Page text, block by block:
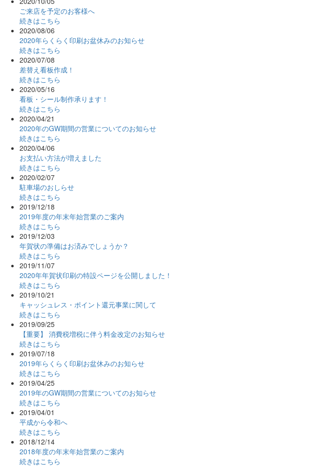
ご来店を予定のお客様へ
続きはこちら
2020/08/06
2020年らくらく印刷お盆休みのお知らせ
続きはこちら
2020/07/08
差替え看板作成！
続きはこちら
2020/05/16
看板・シール制作承ります！
続きはこちら
2020/04/21
2020年のGW期間の営業についてのお知らせ
続きはこちら
2020/04/06
お支払い方法が増えました
続きはこちら
2020/02/07
駐車場のおしらせ
続きはこちら
2019/12/18
2019年度の年末年始営業のご案内
続きはこちら
2019/12/03
年賀状の準備はお済みでしょうか？
続きはこちら
2019/11/07
2020年年賀状印刷の特設ページを公開しました！
続きはこちら
2019/10/21
キャッシュレス・ポイント還元事業に関して
続きはこちら
2019/09/25
【重要】 消費税増税に伴う料金改定のお知らせ
続きはこちら
2019/07/18
2019年らくらく印刷お盆休みのお知らせ
続きはこちら
2019/04/25
2019年のGW期間の営業についてのお知らせ
続きはこちら
2019/04/01
平成から令和へ
続きはこちら
2018/12/14
2018年度の年末年始営業のご案内
続きはこちら